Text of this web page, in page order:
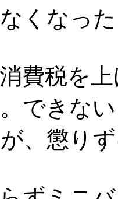
くなっ
費税を上
できな
、懲り